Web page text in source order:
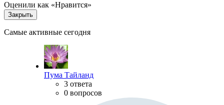
Оценили как «Нравится»
Закрыть
Самые активные сегодня
Пума Тайланд
3 ответа
0 вопросов